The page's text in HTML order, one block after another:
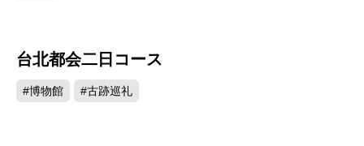
台北都会二日コース
#博物館 #古跡巡礼